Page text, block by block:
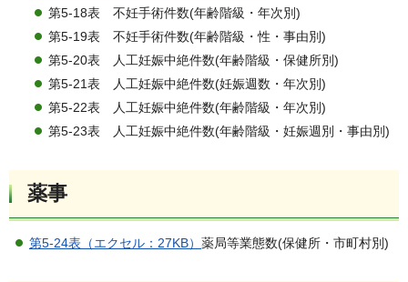
第5-18表 不妊手術件数(年齢階級・年次別)
第5-19表 不妊手術件数(年齢階級・性・事由別)
第5-20表 人工妊娠中絶件数(年齢階級・保健所別)
第5-21表 人工妊娠中絶件数(妊娠週数・年次別)
第5-22表 人工妊娠中絶件数(年齢階級・年次別)
第5-23表 人工妊娠中絶件数(年齢階級・妊娠週別・事由別)
薬事
第5-24表（エクセル：27KB） 薬局等業態数(保健所・市町村別)